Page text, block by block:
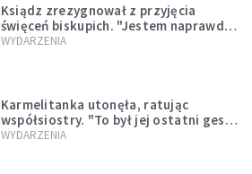
Ksiądz zrezygnował z przyjęcia
święceń biskupich. "Jestem naprawdę
niegodny"
WYDARZENIA
Karmelitanka utonęła, ratując
współsiostry. "To był jej ostatni gest
miłości"
WYDARZENIA